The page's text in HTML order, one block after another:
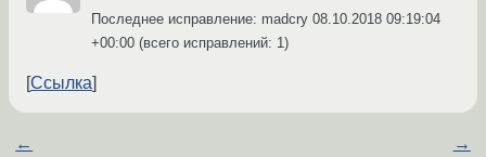
Последнее исправление: madcry 08.10.2018 09:19:04
+00:00 (всего исправлений: 1)
Ссылка
← →